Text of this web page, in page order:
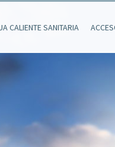
CALIENTE SANITARIA